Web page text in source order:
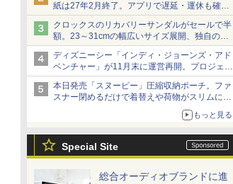
紙は27年2月終了。アプリで遅延・運休も確認
可能に
クロックスのリカバリーサンダルがセールで半
額。23～31cmの幅広いサイズ展開、独自のク
ッション素材を採用
ディズニーシー「インディ・ジョーンズ・アド
ベンチャー」が11月末に運営再開。プロジェク
ションマッピングを追加、DPAは1500円
本日発売「スヌーピー」圧縮収納ポーチ。ファ
スナー閉めるだけで着替えや荷物がスリムにま
もっと見る
Special Site
総合オーディオブランドに進